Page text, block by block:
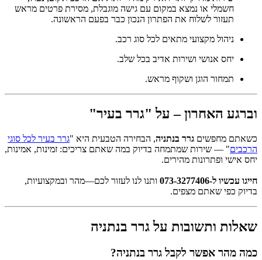
חשמלי או נמצא במקום עם גישה מוגבלת, מסירת פרטים מראש
תעזור לשלוח את הפתרון הנכון כבר בפעם הראשונה.
ניהול מקצועי מתאים לכל סוג רכב.
יחס אנושי ושירות אדיב בכל שלב.
תמחור הוגן ושקוף מראש.
וברגע האחרון – על "גרר בעיר"
כשאתם מחפשים גרר בנתניה, הבחירה הטבעית היא "גרר בעיר לכל סוגי
הרכבים" — שירות שמתמחה בדיוק במה שאתם צריכים: זמינות, אמינות,
יחס אישי ופתרונות מהירים.
חייגו עכשיו ל-073-3277406
ותנו לנו לעזור לכם—מהר ובמקצועיות,
בדיוק כפי שאתם מצפים.
שאלות ותשובות על גרר בנתניה
כמה מהר אפשר לקבל גרר בנתניה?